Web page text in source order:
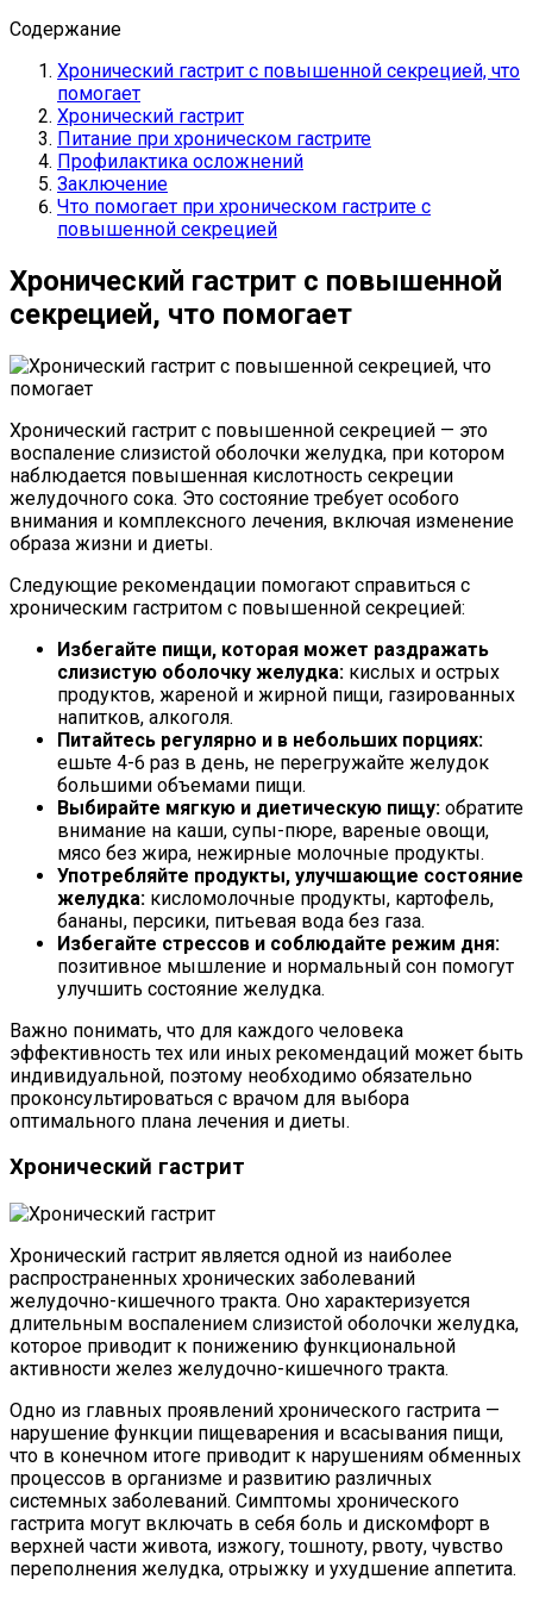
Содержание
Хронический гастрит с повышенной секрецией, что
помогает
Хронический гастрит
Питание при хроническом гастрите
Профилактика осложнений
Заключение
Что помогает при хроническом гастрите с
повышенной секрецией
Хронический гастрит с повышенной
секрецией, что помогает
Хронический гастрит с повышенной секрецией — это
воспаление слизистой оболочки желудка, при котором
наблюдается повышенная кислотность секреции
желудочного сока. Это состояние требует особого
внимания и комплексного лечения, включая изменение
образа жизни и диеты.
Следующие рекомендации помогают справиться с
хроническим гастритом с повышенной секрецией:
Избегайте пищи, которая может раздражать
слизистую оболочку желудка: кислых и острых
продуктов, жареной и жирной пищи, газированных
напитков, алкоголя.
Питайтесь регулярно и в небольших порциях:
ешьте 4-6 раз в день, не перегружайте желудок
большими объемами пищи.
Выбирайте мягкую и диетическую пищу: обратите
внимание на каши, супы-пюре, вареные овощи,
мясо без жира, нежирные молочные продукты.
Употребляйте продукты, улучшающие состояние
желудка: кисломолочные продукты, картофель,
бананы, персики, питьевая вода без газа.
Избегайте стрессов и соблюдайте режим дня:
позитивное мышление и нормальный сон помогут
улучшить состояние желудка.
Важно понимать, что для каждого человека
эффективность тех или иных рекомендаций может быть
индивидуальной, поэтому необходимо обязательно
проконсультироваться с врачом для выбора
оптимального плана лечения и диеты.
Хронический гастрит
Хронический гастрит является одной из наиболее
распространенных хронических заболеваний
желудочно-кишечного тракта. Оно характеризуется
длительным воспалением слизистой оболочки желудка,
которое приводит к понижению функциональной
активности желез желудочно-кишечного тракта.
Одно из главных проявлений хронического гастрита —
нарушение функции пищеварения и всасывания пищи,
что в конечном итоге приводит к нарушениям обменных
процессов в организме и развитию различных
системных заболеваний. Симптомы хронического
гастрита могут включать в себя боль и дискомфорт в
верхней части живота, изжогу, тошноту, рвоту, чувство
переполнения желудка, отрыжку и ухудшение аппетита.